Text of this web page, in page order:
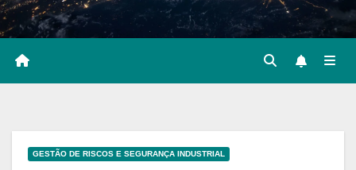
GESTÃO DE RISCOS E SEGURANÇA INDUSTRIAL